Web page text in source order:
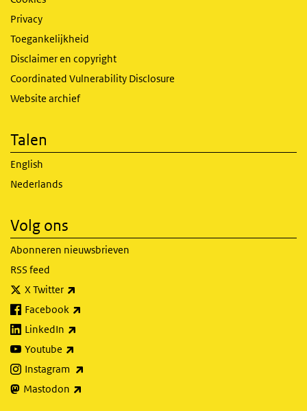
Privacy
Toegankelijkheid
Disclaimer en copyright
Coordinated Vulnerability Disclosure
Website archief
Talen
English
Nederlands
Volg ons
Abonneren nieuwsbrieven
RSS feed
X Twitter
Facebook
LinkedIn
Youtube
Instagram
Mastodon